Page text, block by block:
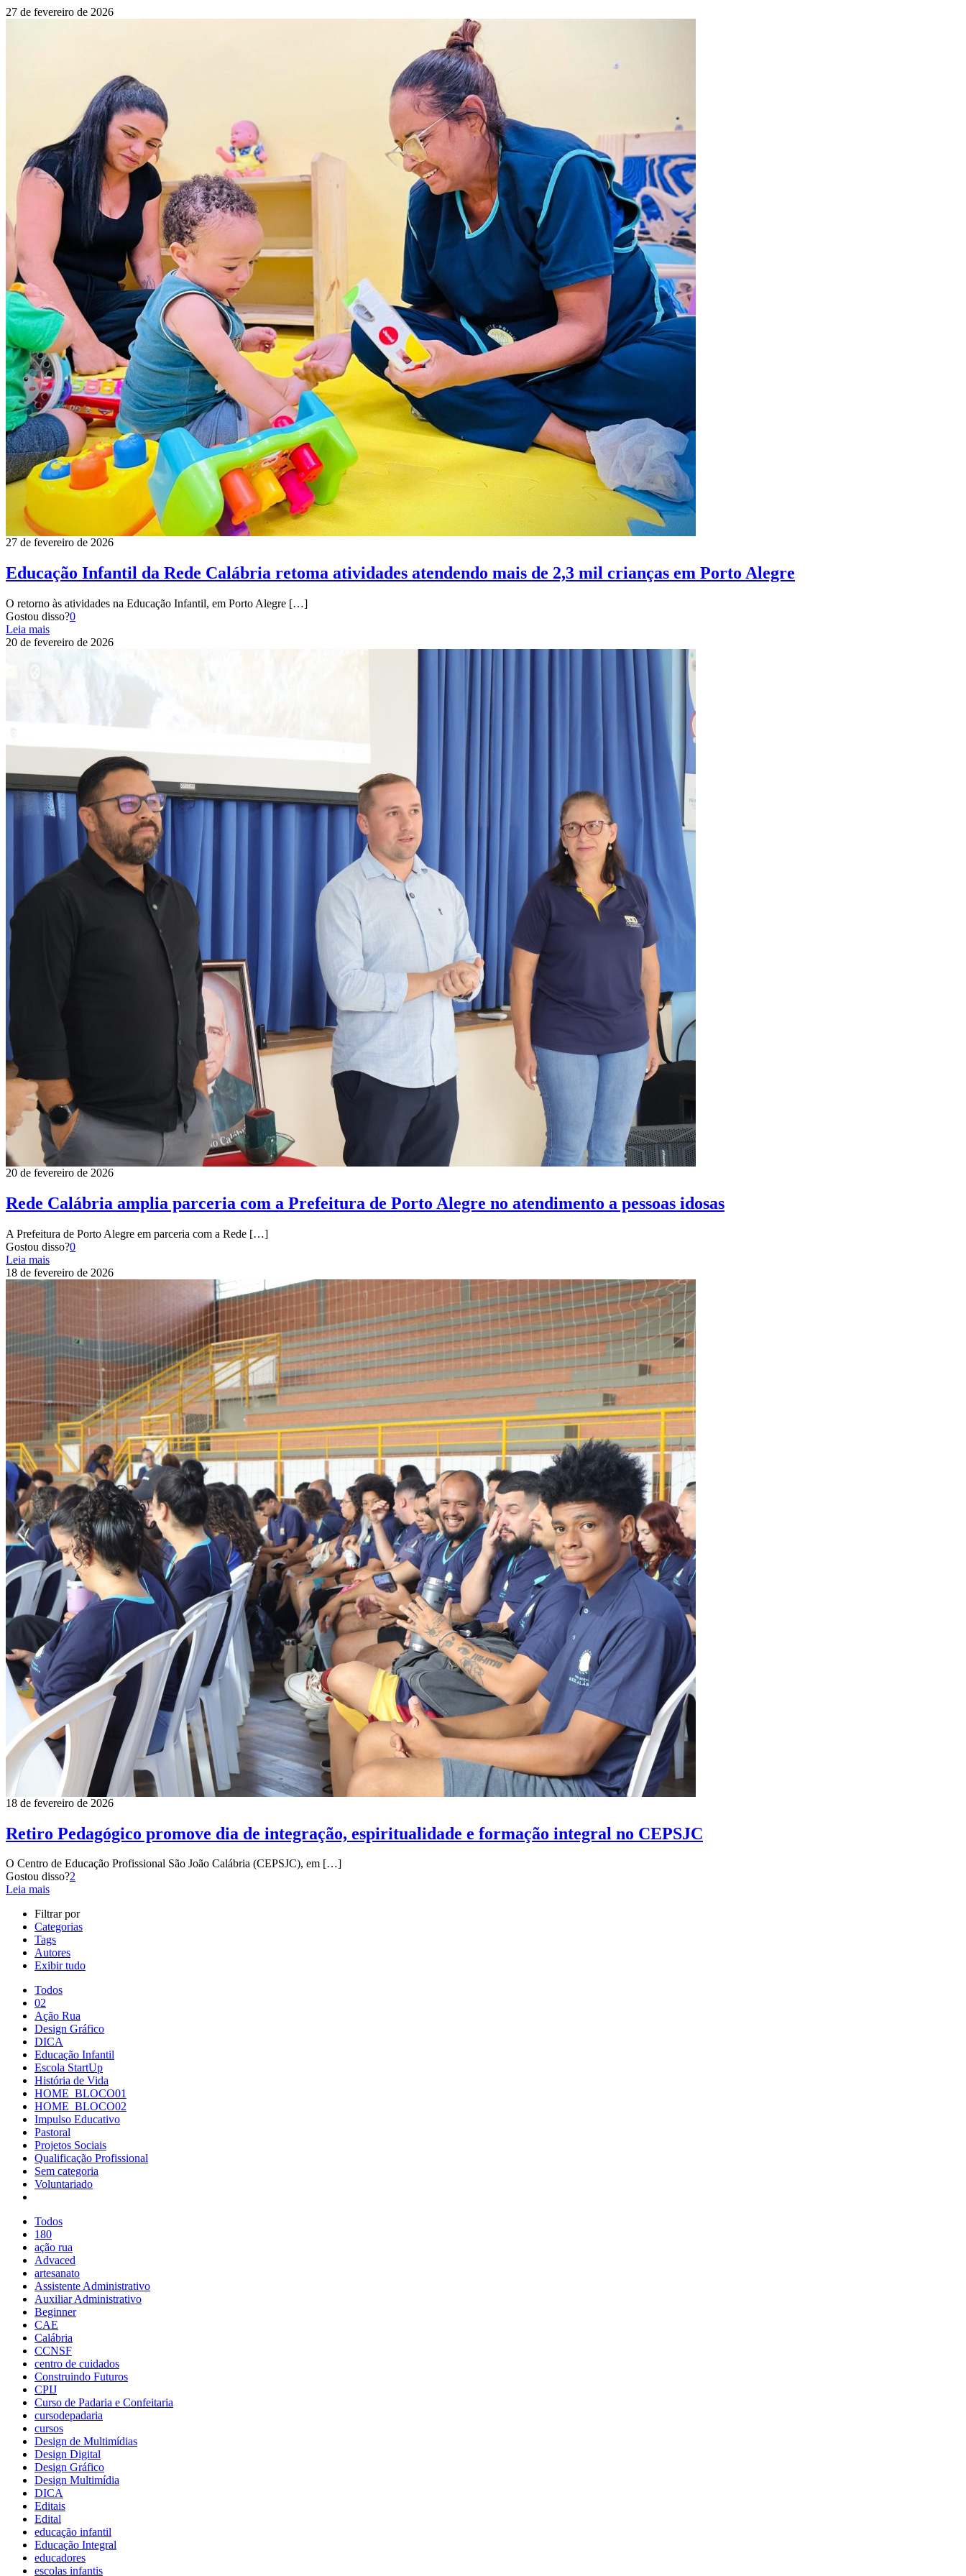
27 de fevereiro de 2026
27 de fevereiro de 2026
Educação Infantil da Rede Calábria retoma atividades atendendo mais de 2,3 mil crianças em Porto Alegre
O retorno às atividades na Educação Infantil, em Porto Alegre […]
Gostou disso?0
Leia mais
20 de fevereiro de 2026
20 de fevereiro de 2026
Rede Calábria amplia parceria com a Prefeitura de Porto Alegre no atendimento a pessoas idosas
A Prefeitura de Porto Alegre em parceria com a Rede […]
Gostou disso?0
Leia mais
18 de fevereiro de 2026
18 de fevereiro de 2026
Retiro Pedagógico promove dia de integração, espiritualidade e formação integral no CEPSJC
O Centro de Educação Profissional São João Calábria (CEPSJC), em […]
Gostou disso?2
Leia mais
Filtrar por
Categorias
Tags
Autores
Exibir tudo
Todos
02
Ação Rua
Design Gráfico
DICA
Educação Infantil
Escola StartUp
História de Vida
HOME_BLOCO01
HOME_BLOCO02
Impulso Educativo
Pastoral
Projetos Sociais
Qualificação Profissional
Sem categoria
Voluntariado
Todos
180
ação rua
Advaced
artesanato
Assistente Administrativo
Auxiliar Administrativo
Beginner
CAE
Calábria
CCNSF
centro de cuidados
Construindo Futuros
CPIJ
Curso de Padaria e Confeitaria
cursodepadaria
cursos
Design de Multimídias
Design Digital
Design Gráfico
Design Multimídia
DICA
Editais
Edital
educação infantil
Educação Integral
educadores
escolas infantis